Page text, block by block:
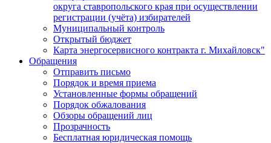
округа ставропольского края при осуществлении
регистрации (учёта) избирателей
Муниципальный контроль
Открытый бюджет
Карта энергосервисного контракта г. Михайловск"
Обращения
Отправить письмо
Порядок и время приема
Установленные формы обращений
Порядок обжалования
Обзоры обращений лиц
Прозрачность
Бесплатная юридическая помощь